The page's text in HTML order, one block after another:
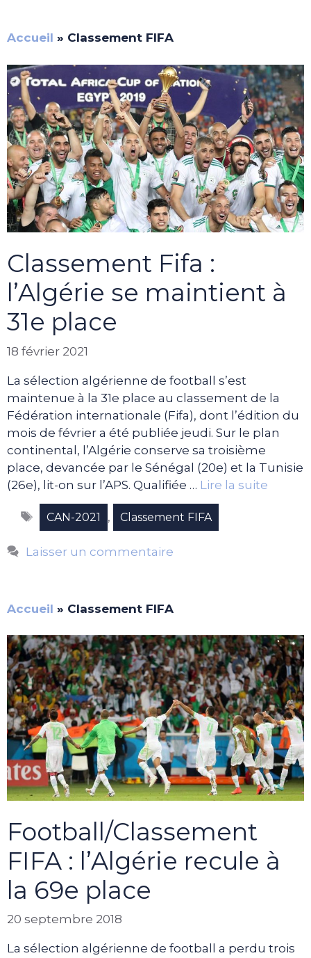
Accueil » Classement FIFA
Classement Fifa :
l’Algérie se maintient à
31e place
18 février 2021
La sélection algérienne de football s’est
maintenue à la 31e place au classement de la
Fédération internationale (Fifa), dont l’édition du
mois de février a été publiée jeudi. Sur le plan
continental, l’Algérie conserve sa troisième
place, devancée par le Sénégal (20e) et la Tunisie
(26e), lit-on sur l’APS. Qualifiée … Lire la suite
Étiquettes
CAN-2021 , Classement FIFA
Laisser un commentaire
Accueil » Classement FIFA
Football/Classement
FIFA : l’Algérie recule à
la 69e place
20 septembre 2018
La sélection algérienne de football a perdu trois